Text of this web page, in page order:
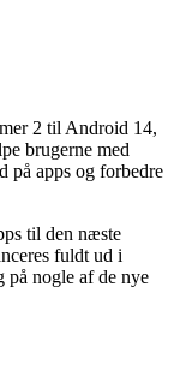
2 til Android 14,
brugerne med
på apps og forbedre
til den næste
fuldt ud i
på nogle af de nye